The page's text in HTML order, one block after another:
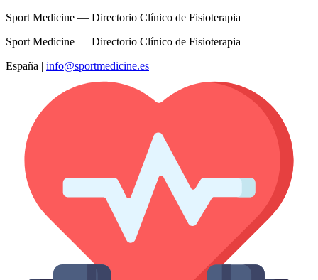
Sport Medicine — Directorio Clínico de Fisioterapia
Sport Medicine — Directorio Clínico de Fisioterapia
España | info@sportmedicine.es